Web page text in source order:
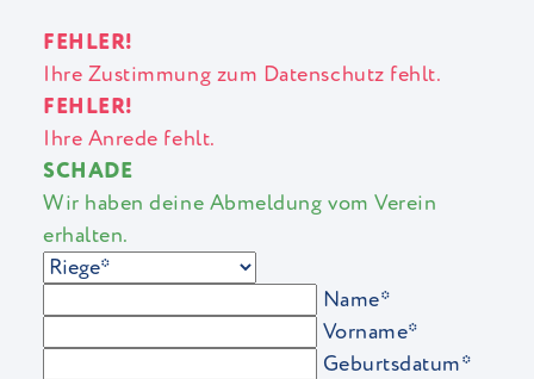
FEHLER!
Ihre Zustimmung zum Datenschutz fehlt.
FEHLER!
Ihre Anrede fehlt.
SCHADE
Wir haben deine Abmeldung vom Verein
erhalten.
Name*
Vorname*
Geburtsdatum*